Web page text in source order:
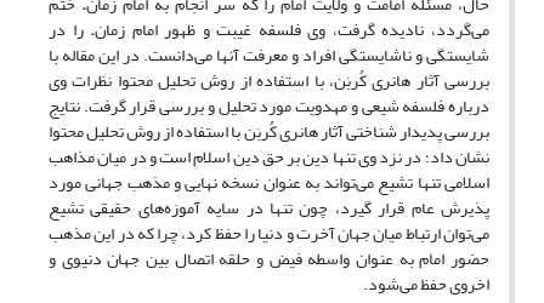
می‌گردد، نادیده گرفت، وی فلسفه غیبت و ظهور امام زمان. را در
شایستگی و ناشایستگی افراد و معرفت آنها می‌دانست. در این مقاله با
بررسی آثار هانری کُربَن، با استفاده از روش تحلیل محتوا نظرات وی
درباره فلسفه شیعی و مهدویت مورد تحلیل و بررسی قرار گرفت. نتایج
بررسی پدیدار شناختی آثار هانری کُربَن با استفاده از روش تحلیل محتوا
نشان داد؛ در نزد وی تنها دین بر حق دین اسلام است و در میان مذاهب
اسلامی تنها تشیع می‌تواند به عنوان نسخه نهایی و مذهب جهانی مورد
پذیرش عام قرار گیرد، چون تنها در سایه آموزه‌های حقیقی تشیع
می‌توان ارتباط میان جهان آخرت و دنیا را حفظ کرد، چرا که در این مذهب
حضور امام به عنوان واسطه فیض و حلقه اتصال بین جهان دنیوی و
اخروی حفظ می‌شود.